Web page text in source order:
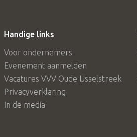
Handige links
Voor ondernemers
Evenement aanmelden
Vacatures VVV Oude IJsselstreek
Privacyverklaring
In de media